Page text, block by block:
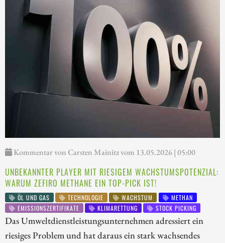
Kommentar von Carsten Mainitz vom 13.05.2026 | 05:00
UNBEKANNTER PLAYER MIT RIESIGEM WACHSTUMSPOTENZIAL:
WARUM ZEFIRO METHANE EIN TOP-PICK IST!
ÖL UND GAS TECHNOLOGIE WACHSTUM
METHAN
EMISSIONSZERTIFIKATE
KLIMARETTUNG STOCK PICKING
Das Umweltdienstleistungsunternehmen adressiert ein
riesiges Problem und hat daraus ein stark wachsendes